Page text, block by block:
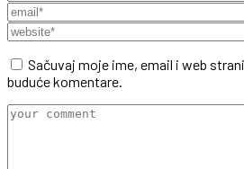
Sačuvaj moje ime, email i web
buduće komentare.